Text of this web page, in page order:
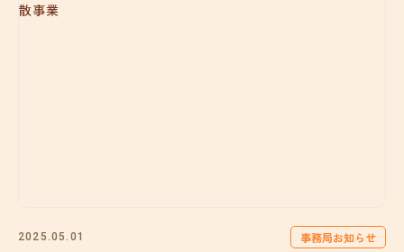
2025.05.01 事務局お知らせ